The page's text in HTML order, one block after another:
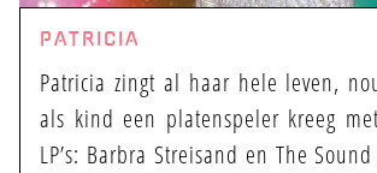
PATRICIA
Patricia zingt al haar hele leven,
als kind een platenspeler kreeg
LP’s: Barbra Streisand en The